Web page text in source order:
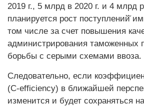
2019 г., 5 млрд в 2020 г. и 4 млрд
планируется рост поступлений̆
том числе за счет повышения
администрирования таможенных
борьбы с серыми схемами ввоза.
Следовательно, если
(C-efficiency) в ближайшей
изменится и будет сохраняться